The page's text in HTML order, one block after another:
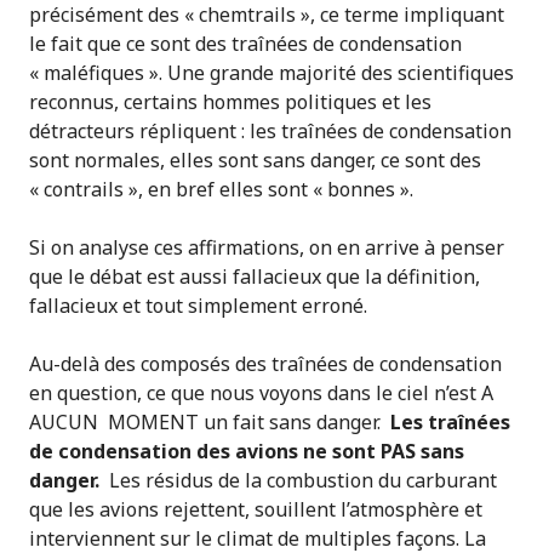
précisément des « chemtrails », ce terme impliquant
le fait que ce sont des traînées de condensation
« maléfiques ». Une grande majorité des scientifiques
reconnus, certains hommes politiques et les
détracteurs répliquent : les traînées de condensation
sont normales, elles sont sans danger, ce sont des
« contrails », en bref elles sont « bonnes ».
Si on analyse ces affirmations, on en arrive à penser
que le débat est aussi fallacieux que la définition,
fallacieux et tout simplement erroné.
Au-delà des composés des traînées de condensation
en question, ce que nous voyons dans le ciel n’est A
AUCUN MOMENT un fait sans danger. Les traînées
de condensation des avions ne sont PAS sans
danger. Les résidus de la combustion du carburant
que les avions rejettent, souillent l’atmosphère et
interviennent sur le climat de multiples façons. La